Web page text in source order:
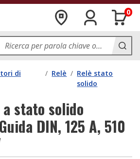
0
di
/ Relè / Relè stato
solido
stato solido
DIN, 125 A, 510